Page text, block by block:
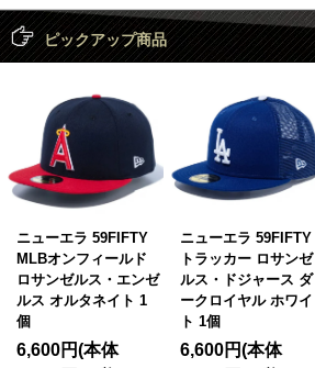
ピックアップ商品
ニューエラ 59FIFTY
MLBオンフィールド
ロサンゼルス・エンゼ
ルス オルタネイト 1
個
6,600円(本体
ニューエラ 59FIFTY
トラッカー ロサンゼ
ルス・ドジャース ダ
ークロイヤル ホワイ
ト 1個
6,600円(本体